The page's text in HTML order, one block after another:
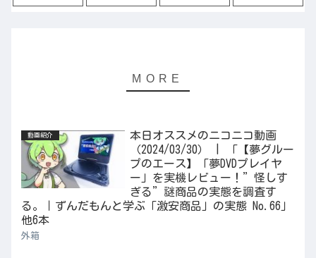
動画紹介
本日オススメのニコニコ動画
（2024/03/30） | 「【夢グルー
プのエース】「夢DVDプレイヤ
ー」を実機レビュー！”怪しす
ぎる”謎商品の実態を調査す
る。｜ずんだもんと学ぶ「激安商品」の実態 No.66」
他6本
外箱